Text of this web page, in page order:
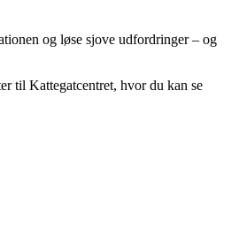
og løse sjove udfordringer – og
til Kattegatcentret, hvor du kan se